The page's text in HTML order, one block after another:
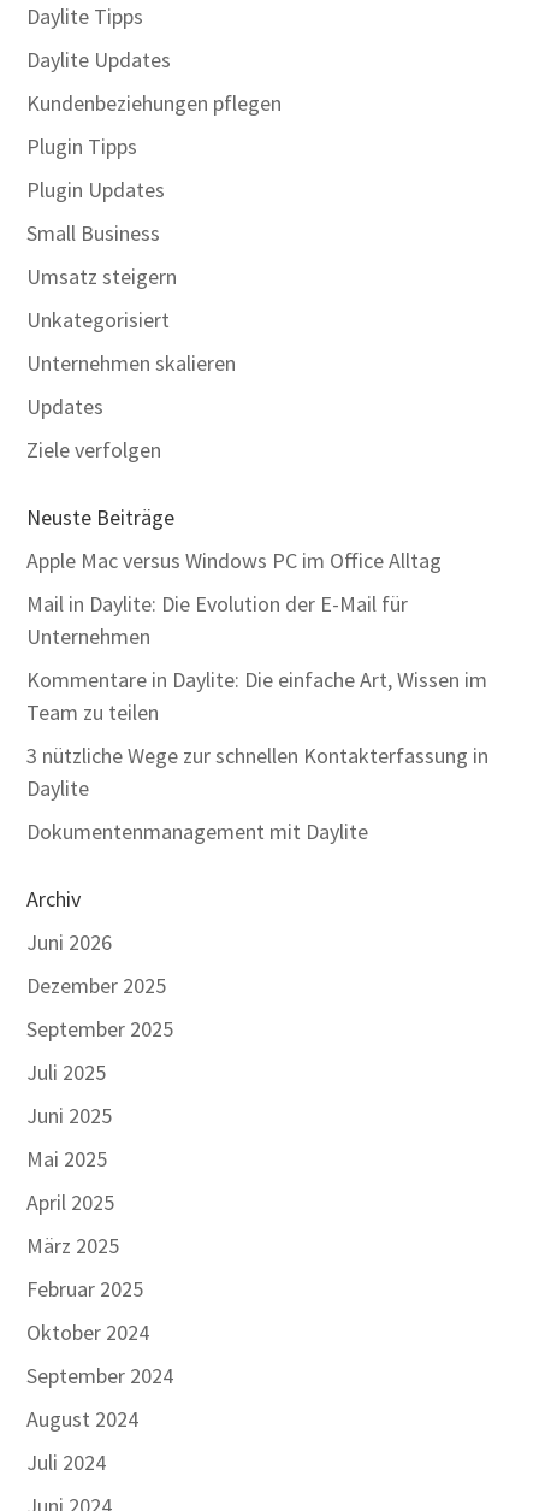
Daylite Tipps
Daylite Updates
Kundenbeziehungen pflegen
Plugin Tipps
Plugin Updates
Small Business
Umsatz steigern
Unkategorisiert
Unternehmen skalieren
Updates
Ziele verfolgen
Neuste Beiträge
Apple Mac versus Windows PC im Office Alltag
Mail in Daylite: Die Evolution der E-Mail für
Unternehmen
Kommentare in Daylite: Die einfache Art, Wissen im
Team zu teilen
3 nützliche Wege zur schnellen Kontakterfassung in
Daylite
Dokumentenmanagement mit Daylite
Archiv
Juni 2026
Dezember 2025
September 2025
Juli 2025
Juni 2025
Mai 2025
April 2025
März 2025
Februar 2025
Oktober 2024
September 2024
August 2024
Juli 2024
Juni 2024